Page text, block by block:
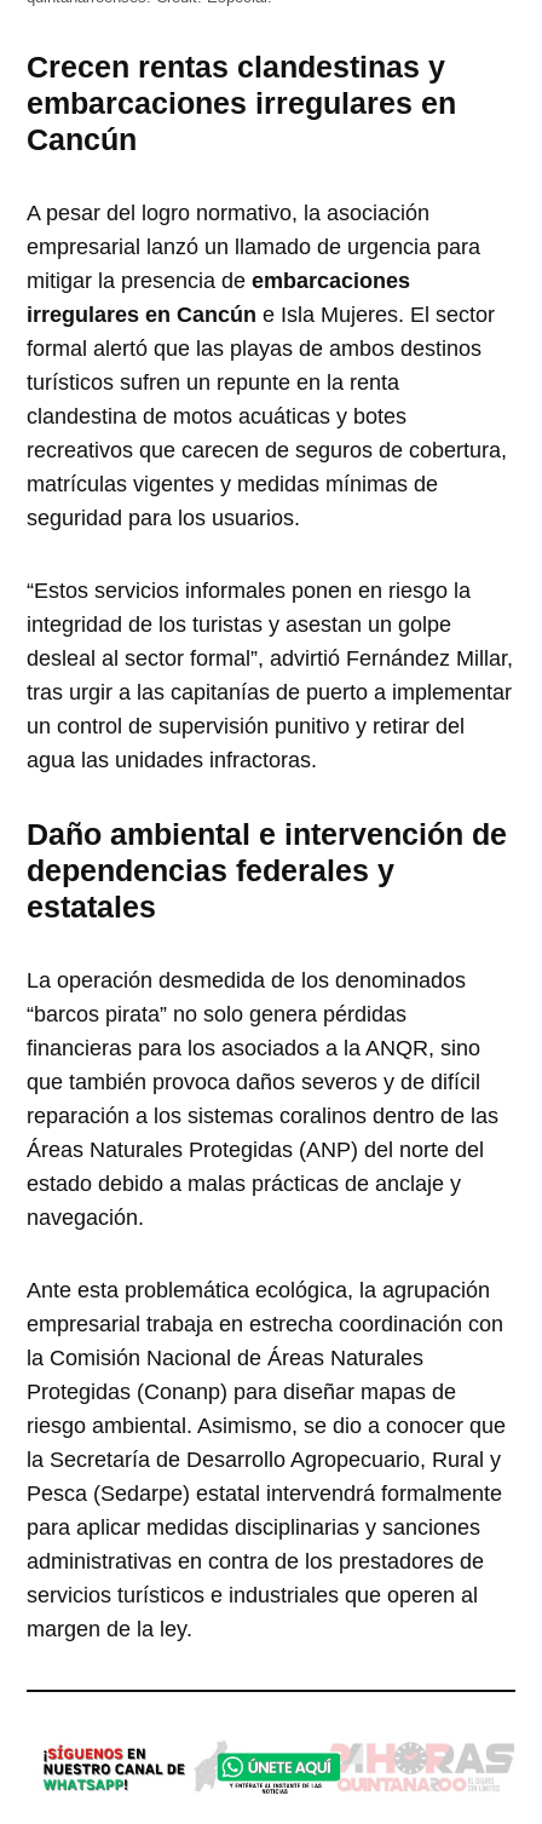
Crecen rentas clandestinas y
embarcaciones irregulares en
Cancún
A pesar del logro normativo, la asociación
empresarial lanzó un llamado de urgencia para
mitigar la presencia deembarcaciones
irregulares en Cancún e Isla Mujeres. El sector
formal alertó que las playas de ambos destinos
turísticos sufren un repunte en la renta
clandestina de motos acuáticas y botes
recreativos que carecen de seguros de cobertura,
matrículas vigentes y medidas mínimas de
seguridad para los usuarios.
“Estos servicios informales ponen en riesgo la
integridad de los turistas y asestan un golpe
desleal al sector formal”, advirtió Fernández Millar,
tras urgir a las capitanías de puerto a implementar
un control de supervisión punitivo y retirar del
agua las unidades infractoras.
Daño ambiental e intervención de
dependencias federales y
estatales
La operación desmedida de los denominados
“barcos pirata” no solo genera pérdidas
financieras para los asociados a la ANQR, sino
que también provoca daños severos y de difícil
reparación a los sistemas coralinos dentro de las
Áreas Naturales Protegidas (ANP) del norte del
estado debido a malas prácticas de anclaje y
navegación.
Ante esta problemática ecológica, la agrupación
empresarial trabaja en estrecha coordinación con
la Comisión Nacional de Áreas Naturales
Protegidas (Conanp) para diseñar mapas de
riesgo ambiental. Asimismo, se dio a conocer que
la Secretaría de Desarrollo Agropecuario, Rural y
Pesca (Sedarpe) estatal intervendrá formalmente
para aplicar medidas disciplinarias y sanciones
administrativas en contra de los prestadores de
servicios turísticos e industriales que operen al
margen de la ley.